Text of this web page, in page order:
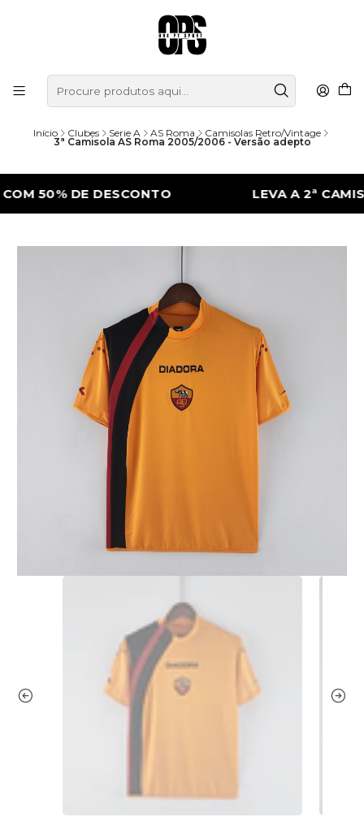
Início Clubes Serie A AS Roma Camisolas Retro/Vintage
3ª Camisola AS Roma 2005/2006 - Versão adepto
DE DESCONTO LEVA A 2ª CAMISOLA